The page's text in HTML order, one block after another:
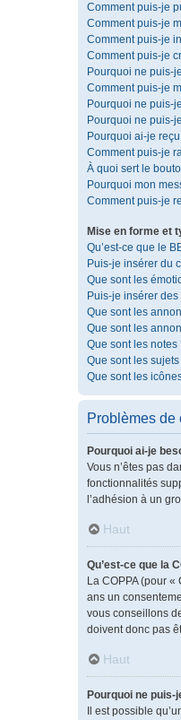
Comment puis-je
Comment puis-je
Comment puis-je
Comment puis-je
Pourquoi ne puis-
Comment puis-je
Pourquoi ne puis-
Pourquoi ne puis-
Pourquoi ai-je
Comment puis-je
À quoi sert le
Pourquoi mon
Comment puis-je
Mise en forme et
Qu’est-ce que le
Puis-je insérer du
Que sont les
Puis-je insérer
Que sont les
Que sont les
Que sont les notes
Que sont les
Que sont les
Problèmes de
Pourquoi ai-je
Vous n’êtes pas
fonctionnalités
l’adhésion à un
Haut
Qu’est-ce que la
La COPPA (pour
ans un
vous conseillons
doivent donc pas
Haut
Pourquoi ne puis-
Il est possible